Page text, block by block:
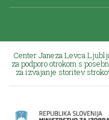
Center Janeza Levca
za podporo otrokom s
za izvajanje storitev